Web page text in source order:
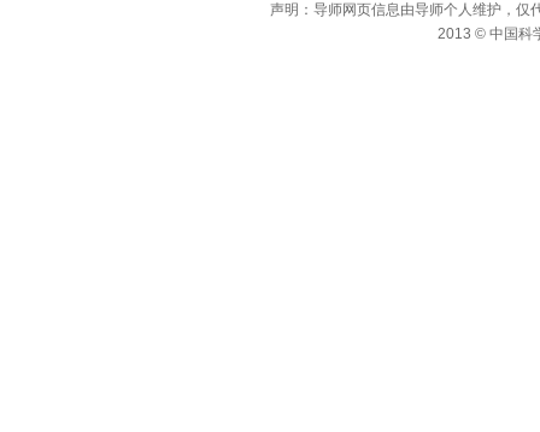
声明：导师网页信息由导师个人维护，仅
2013 © 中国科